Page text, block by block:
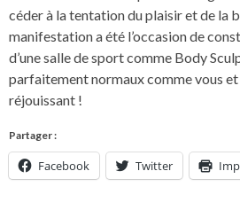
céder à la tentation du plaisir et de la
manifestation a été l’occasion de
d’une salle de sport comme Body
parfaitement normaux comme vous
réjouissant !
Partager :
Facebook Twitter